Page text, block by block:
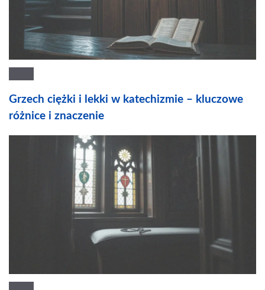
Grzech ciężki i lekki w katechizmie – kluczowe
różnice i znaczenie